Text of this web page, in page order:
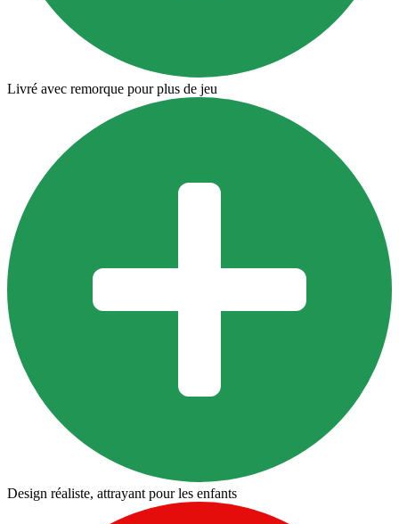
Livré avec remorque pour plus de jeu
Design réaliste, attrayant pour les enfants